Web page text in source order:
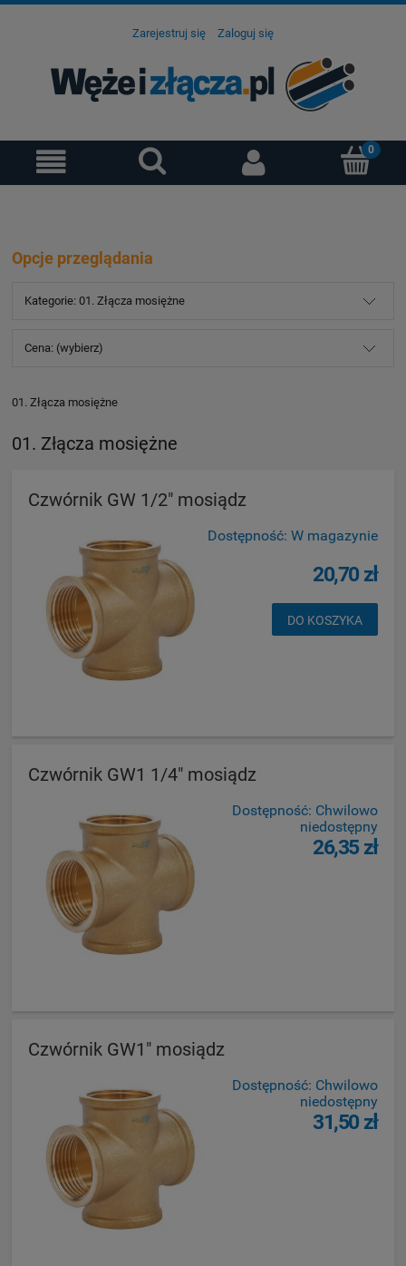
Zarejestruj się Zaloguj się
Opcje przeglądania
Kategorie: 01. Złącza mosiężne
Cena: (wybierz)
01. Złącza mosiężne
01. Złącza mosiężne
Czwórnik GW 1/2" mosiądz
Dostępność: W magazynie
20,70 zł
DO KOSZYKA
Czwórnik GW1 1/4" mosiądz
Dostępność: Chwilowo
niedostępny
26,35 zł
Czwórnik GW1" mosiądz
Dostępność: Chwilowo
niedostępny
31,50 zł